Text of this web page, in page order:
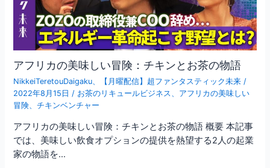
アフリカの美味しい冒険：チキンとお茶の物語
NikkeiTeretouDaigaku 【月曜配信】超ファンタスティック未来 /
2022年8月15日 / お茶のリキュールビジネス
アフリカの美味しい
冒険 、チキンベンチャー
アフリカの美味しい冒険：チキンとお茶の物語 概要 本記事
では、美味しい飲食オプションの提供を熱望する2人の起業
家の物語を…